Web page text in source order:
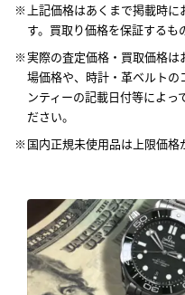
上記価格はあくまで掲載時
す。買取り価格を保証するも
実際の査定価格・買取価格
場価格や、時計・革ベルトの
ンティーの記載日付等によっ
ださい。
国内正規未使用品は上限価格